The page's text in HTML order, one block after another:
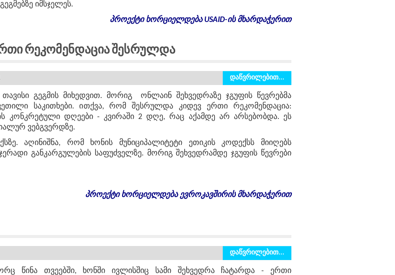
იმსჯელეს.
პროექტი ხორციელდება USAID-ის მხარდაჭერით
Რეკომენდაცია Შესრულდა
დაწვრილებით...
გეგმის მიხედვით. მორიგ ონლაინ შეხვედრაზე ჯგუფის წევრებმა
საკითხები. ითქვა, რომ შესრულდა კიდევ ერთი რეკომენდაცია:
კონკრეტული დღეები - კვირაში 2 დღე, რაც აქამდე არ არსებობდა. ეს
ვებგვერდზე.
აღინიშნა, რომ ხონის მუნიციპალიტეტი ეთიკის კოდექსს მიიღებს
განკარგულების საფუძველზე. მორიგ შეხვედრამდე ჯგუფის წევრები
პროექტი ხორციელდება ევროკავშირის მხარდაჭერით
დაწვრილებით...
წინა თვეებში, ხონში ივლისშიც სამი შეხვედრა ჩატარდა - ერთი